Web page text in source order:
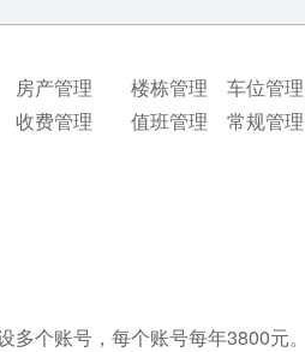
产管理 楼栋管理 车位管
费管理 值班管理 常规
多个账号，每个账号每年3800元